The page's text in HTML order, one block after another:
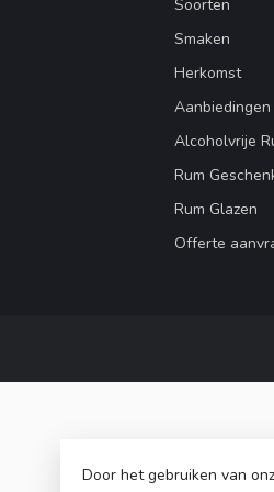
Soorten
Smaken
Herkomst
Aanbiedingen
Alcoholvrije
Rum
Rum Glazen
Offerte
©
Door het gebruiken van